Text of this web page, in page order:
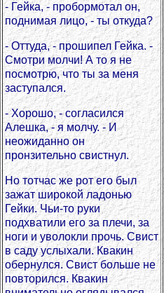
- Гейка, - пробормотал он,
поднимая лицо, - ты откуда?
- Оттуда, - прошипел Гейка. -
Смотри молчи! А то я не
посмотрю, что ты за меня
заступался.
- Хорошо, - согласился
Алешка, - я молчу. - И
неожиданно он
пронзительно свистнул.
Но тотчас же рот его был
зажат широкой ладонью
Гейки. Чьи-то руки
подхватили его за плечи, за
ноги и уволокли прочь. Свист
в саду услыхали. Квакин
обернулся. Свист больше не
повторился. Квакин